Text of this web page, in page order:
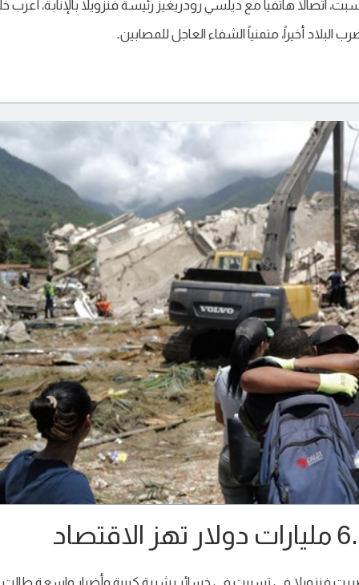
اتصالاً هاتفياً مع ديلسي رودريغيز رئيسة فنزويلا بالإنابة، أعرب
أخيراً، متمنياً الشفاء العاجل للمصابين.
ضربت فنزويلا في تسببت في خسائر بشرية كبيرة وأضرار واسعة طالت